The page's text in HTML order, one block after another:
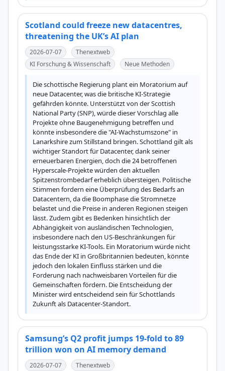
Scotland could freeze new datacentres,
threatening the UK’s AI plan
2026-07-07
Thenextweb
KI Forschung & Wissenschaft
Neue Methoden
Die schottische Regierung plant ein Moratorium auf
neue Datacenter, was die britische KI-Strategie
gefährden könnte. Unterstützt von der Scottish
National Party (SNP), würde dieser Vorschlag alle
Projekte ohne Baugenehmigung betreffen und
könnte insbesondere die "AI-Wachstumszone" in
Lanarkshire zum Stillstand bringen. Schottland gilt als
wichtiger Standort für Datacenter, dank seiner
erneuerbaren Energien, doch die 24 betroffenen
Hyperscale-Projekte würden den aktuellen
Spitzenstrombedarf erheblich übersteigen. Politische
Stimmen fordern eine Überprüfung des Bedarfs an
Datacentern, da die Boomphase die Stromnetze
belastet und die Preise in anderen Regionen steigen
lässt. Zudem gibt es Bedenken hinsichtlich der
Abhängigkeit von ausländischen Technologien,
insbesondere nach den US-Beschränkungen für
leistungsstarke KI-Tools. Ein Moratorium würde nicht
das Ende der KI in Großbritannien bedeuten, könnte
jedoch den lokalen Einfluss stärken und die
Forderung nach nachweisbaren Vorteilen für die
Gemeinschaften fördern. Die Entscheidung der
Minister wird entscheidend sein für Schottlands
Zukunft als Datacenter-Standort.
Samsung’s Q2 profit jumps 19-fold to 89
trillion won on AI memory demand
2026-07-07
Thenextweb